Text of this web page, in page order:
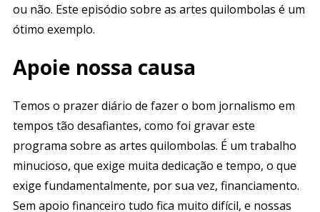
ou não. Este episódio sobre as artes quilombolas é um
ótimo exemplo.
Apoie nossa causa
Temos o prazer diário de fazer o bom jornalismo em
tempos tão desafiantes, como foi gravar este
programa sobre as artes quilombolas. É um trabalho
minucioso, que exige muita dedicação e tempo, o que
exige fundamentalmente, por sua vez, financiamento.
Sem apoio financeiro tudo fica muito difícil, e nossas